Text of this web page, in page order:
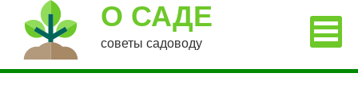
О САДЕ
советы садоводу